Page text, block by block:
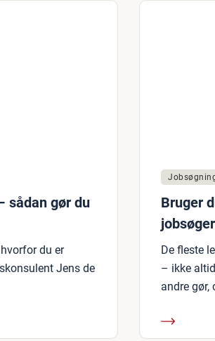
sådan gør du
du er
Jens de
Bruger
De fleste
– ikke
andre gør,